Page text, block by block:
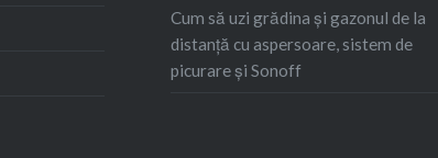
Cum să uzi grădina și gazonul de la
distanță cu aspersoare, sistem de
picurare și Sonoff